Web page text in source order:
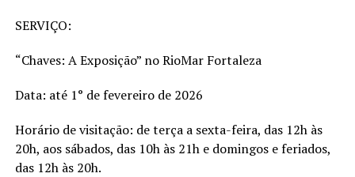
SERVIÇO:
“Chaves: A Exposição” no RioMar Fortaleza
Data: até 1° de fevereiro de 2026
Horário de visitação: de terça a sexta-feira, das 12h às
20h, aos sábados, das 10h às 21h e domingos e feriados,
das 12h às 20h.